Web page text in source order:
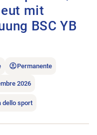
mit
BSC YB
Permanente
2026
dello sport